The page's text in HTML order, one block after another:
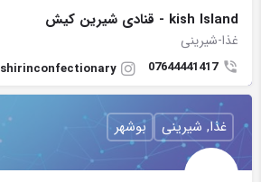
kish Island - قنادى شيرين كيش
غذا-شیرینی
07644441417
shirinconfectionary
غذا, شیرینی بوشهر